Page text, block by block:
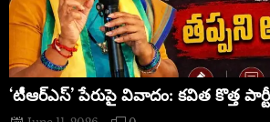
‘టీఆర్ఎస్’ పేరుపై వివాదం: కవిత కొత్త